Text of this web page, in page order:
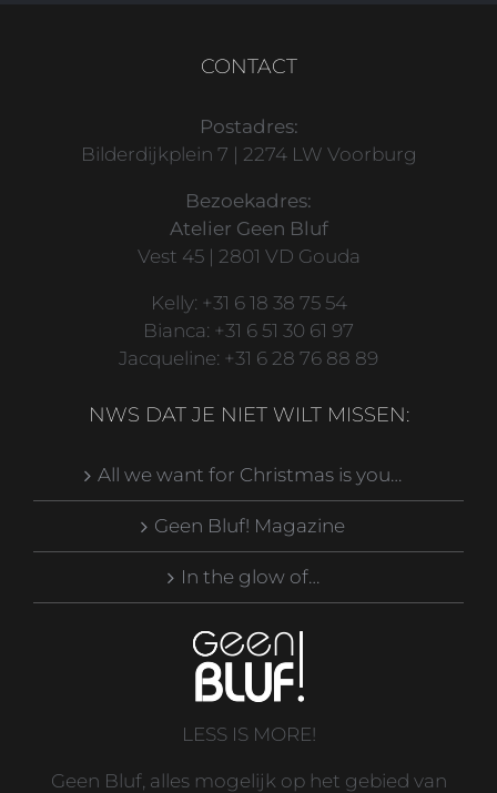
CONTACT
Postadres:
Bilderdijkplein 7 | 2274 LW Voorburg
Bezoekadres:
Atelier Geen Bluf
Vest 45 | 2801 VD Gouda
Kelly: +31 6 18 38 75 54
Bianca: +31 6 51 30 61 97
Jacqueline: +31 6 28 76 88 89
NWS DAT JE NIET WILT MISSEN:
All we want for Christmas is you…
Geen Bluf! Magazine
In the glow of…
LESS IS MORE!
Geen Bluf, alles mogelijk op het gebied van